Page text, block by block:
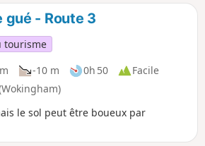
gué - Route 3
tourisme
-10 m 0h 50
Facile
le sol peut être boueux par